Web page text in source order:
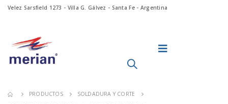
Velez Sarsfield 1273 - Villa G. Gálvez - Santa Fe - Argentina
PRODUCTOS
SOLDADURA Y CORTE